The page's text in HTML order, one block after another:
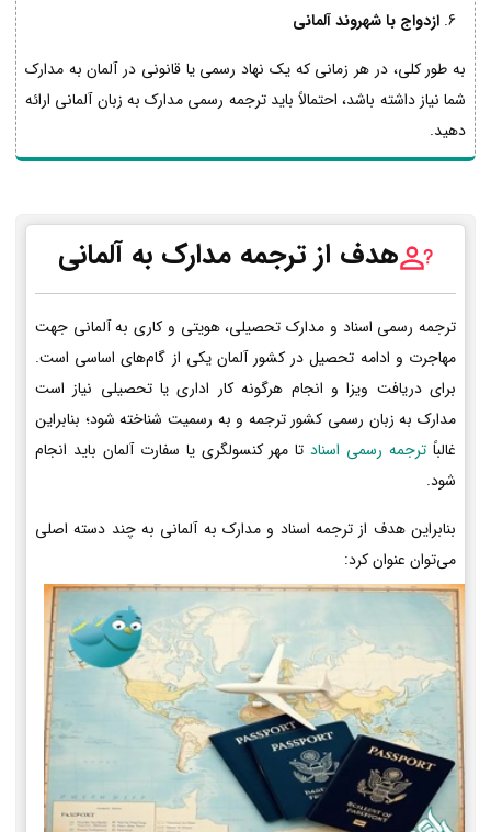
ازدواج با شهروند آلمانی
به طور کلی، در هر زمانی که یک نهاد رسمی یا قانونی در آلمان به مدارک
شما نیاز داشته باشد، احتمالاً باید ترجمه رسمی مدارک به زبان آلمانی ارائه
دهید.
هدف از ترجمه مدارک به آلمانی
ترجمه رسمی اسناد و مدارک تحصیلی، هویتی و کاری به آلمانی جهت
مهاجرت و ادامه تحصیل در کشور آلمان یکی از گام‌های اساسی است.
برای دریافت ویزا و انجام هرگونه کار اداری یا تحصیلی نیاز است
مدارک به زبان رسمی کشور ترجمه و به رسمیت شناخته شود؛ بنابراین
غالباً ترجمه رسمی اسنادتا مهر کنسولگری یا سفارت آلمان باید انجام
شود.
بنابراین هدف از ترجمه اسناد و مدارک به آلمانی به چند دسته اصلی
می‌توان عنوان کرد: